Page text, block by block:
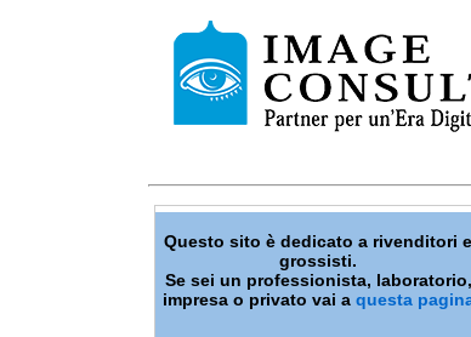
Questo sito è dedicato a rivenditori e
grossisti.
Se sei un professionista, laboratorio,
impresa o privato vai a questa